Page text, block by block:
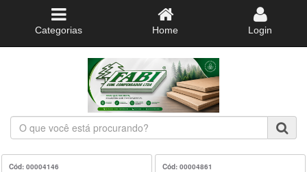
Categorias Home Login
O
que
está
Cód: 00004146 Cód: 00004861